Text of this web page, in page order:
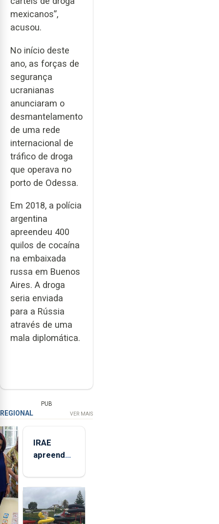
mexicanos”,
acusou.
No início deste
ano, as forças de
segurança
ucranianas
anunciaram o
desmantelamento
de uma rede
internacional de
tráfico de droga
que operava no
porto de Odessa.
Em 2018, a polícia
argentina
apreendeu 400
quilos de cocaína
na embaixada
russa em Buenos
Aires. A droga
seria enviada
para a Rússia
através de uma
mala diplomática.
PUB
REGIONAL VER MAIS
IRAE
apreendeu
toneladas
de
alimentos
entre